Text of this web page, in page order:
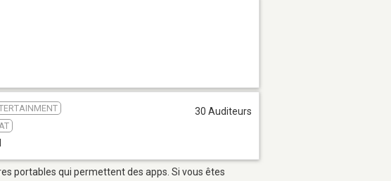
30 Auditeurs
portables qui permettent des apps. Si vous êtes